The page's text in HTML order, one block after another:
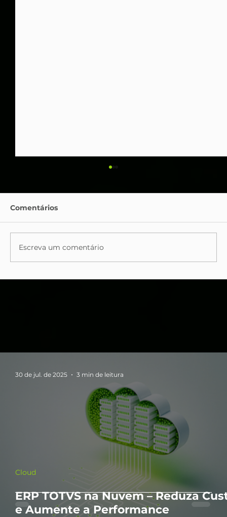
Comentários
Escreva um comentário
ERP TOTVS na Nuvem – Reduza
e Aumente a Performance
Cloud
30 de jul. de 2025 3 min de leitura